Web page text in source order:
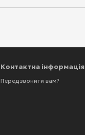
Контактна інформація
Передзвонити вам?